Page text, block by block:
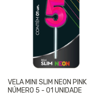
VELA MINI SLIM NEON PINK
NÚMERO 5 - 01 UNIDADE